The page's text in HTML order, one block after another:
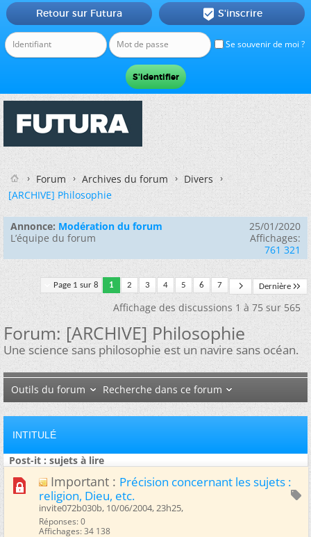
Se souvenir de moi ?
Retour sur Futura  S'inscrire
Forum Archives du forum
Divers
[ARCHIVE] Philosophie
Annonce: Modération du forum
L’équipe du forum
25/01/2020
Affichages:
761 321
Page 1 sur 8 1 2 3 4 5 6 7 Dernière
Affichage des discussions 1 à 75 sur 565
Forum:[ARCHIVE] Philosophie
Une science sans philosophie est un navire sans océan.
Outils du forum Recherche dans ce forum
INTITULÉ
Post-it : sujets à lire
Important : Précision concernant les sujets :
religion, Dieu, etc.
invite072b030b, 10/06/2004, 23h25, ‎
Réponses: 0
Affichages: 34 138